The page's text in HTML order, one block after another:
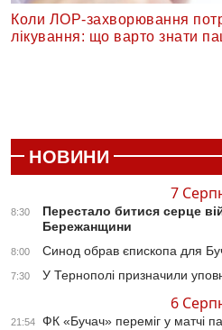
Коли ЛОР-захворювання
лікування: що варто знати
НОВИНИ
7
8:30
Перестало битися серце
Бережанщини
8:00 Синод обрав єпископа для
7:30 У Тернополі призначили
6
21:54 ФК «Бучач» переміг у матчі